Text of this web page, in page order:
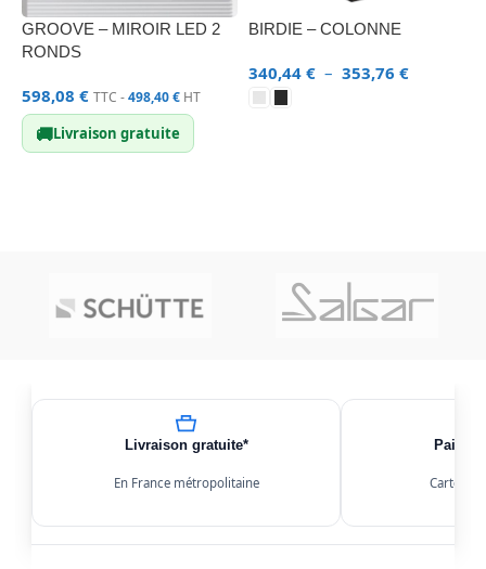
GROOVE – MIROIR LED 2
RONDS
598,08 € TTC -498,40€ HT
🚚Livraison gratuite
BIRDIE – COLONNE
340,44 € – 353,76 €
Livraison gratuite*
En France métropolitaine Carte,